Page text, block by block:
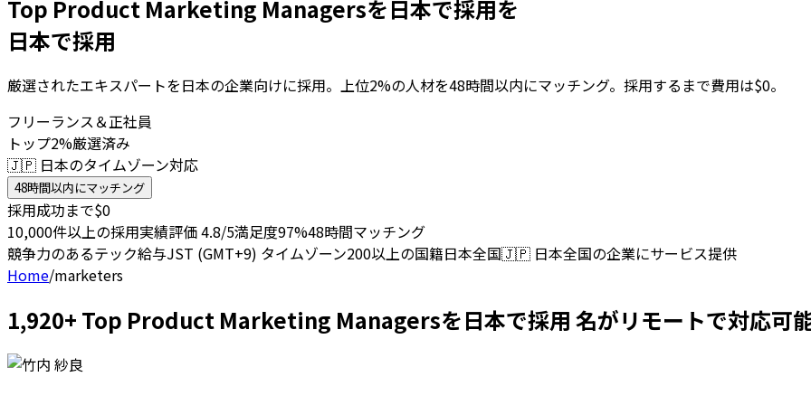
Top Product Marketing Managersを日本で採用を
日本で採用
厳選されたエキスパートを日本の企業向けに採用。上位2%の人材を48時間以内にマッチング。採用するまで費用は$0。
フリーランス＆正社員
トップ2%厳選済み
🇯🇵 日本のタイムゾーン対応
48時間以内にマッチング
採用成功まで$0
10,000件以上の採用実績評価 4.8/5満足度97%48時間マッチング
競争力のあるテック給与JST (GMT+9) タイムゾーン200以上の国籍日本全国🇯🇵 日本全国の企業にサービス提供
Home/marketers
1,920+ Top Product Marketing Managersを日本で採用 名がリモートで対応可